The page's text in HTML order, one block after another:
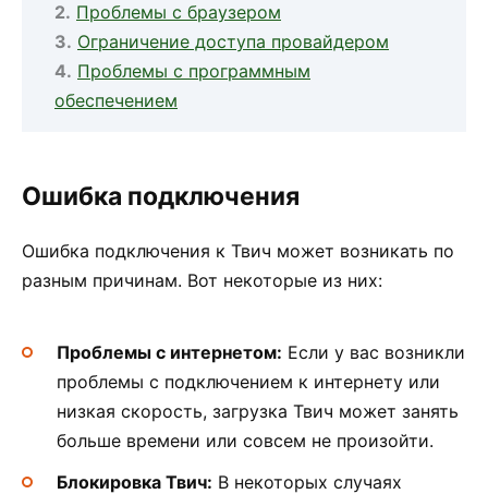
Проблемы с браузером
Ограничение доступа провайдером
Проблемы с программным
обеспечением
Ошибка подключения
Ошибка подключения к Твич может возникать по
разным причинам. Вот некоторые из них:
Проблемы с интернетом: Если у вас возникли
проблемы с подключением к интернету или
низкая скорость, загрузка Твич может занять
больше времени или совсем не произойти.
Блокировка Твич: В некоторых случаях